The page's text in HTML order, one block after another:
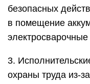
безопасных
в помещение
3.
охраны труда из-